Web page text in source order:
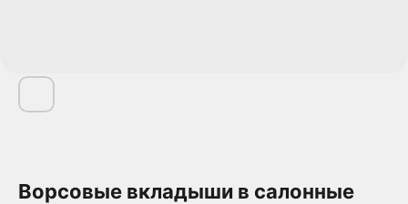
Ворсовые вкладыши в салонные